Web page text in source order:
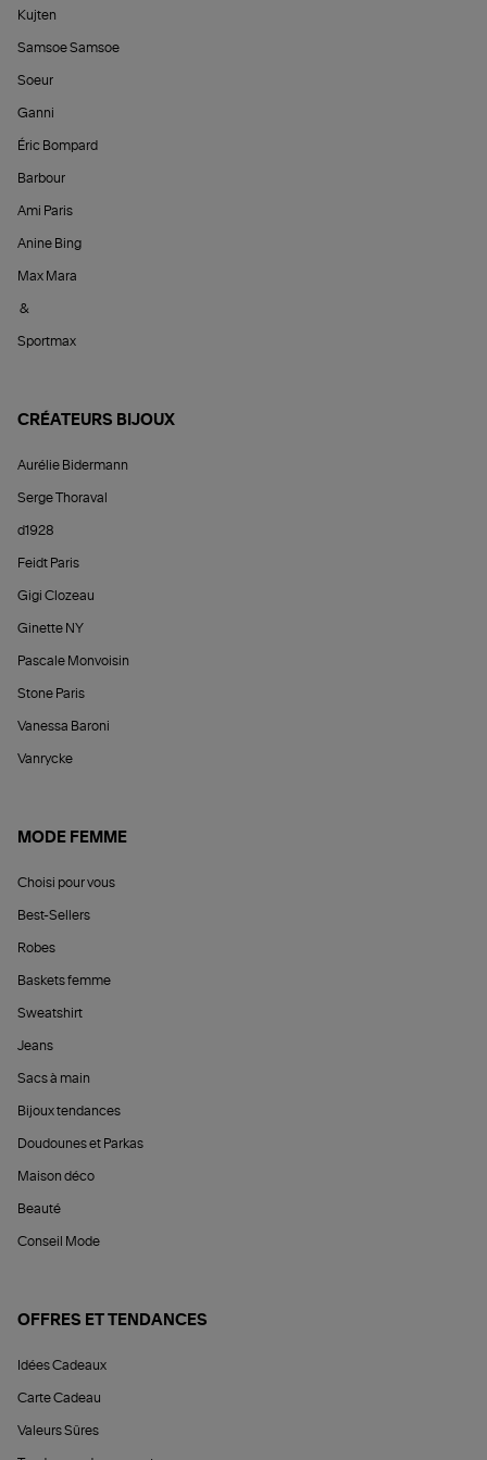
Kujten
Samsoe Samsoe
Soeur
Ganni
Éric Bompard
Barbour
Ami Paris
Anine Bing
Max Mara
&
Sportmax
CRÉATEURS BIJOUX
Aurélie Bidermann
Serge Thoraval
d1928
Feidt Paris
Gigi Clozeau
Ginette NY
Pascale Monvoisin
Stone Paris
Vanessa Baroni
Vanrycke
MODE FEMME
Choisi pour vous
Best-Sellers
Robes
Baskets femme
Sweatshirt
Jeans
Sacs à main
Bijoux tendances
Doudounes et Parkas
Maison déco
Beauté
Conseil Mode
OFFRES ET TENDANCES
Idées Cadeaux
Carte Cadeau
Valeurs Sûres